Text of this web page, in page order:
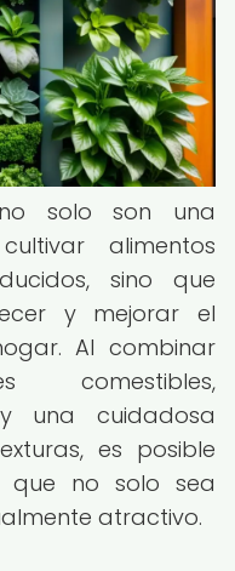
solo son una
alimentos
sino que
y mejorar el
Al combinar
comestibles,
una cuidadosa
es posible
que no solo sea
atractivo.